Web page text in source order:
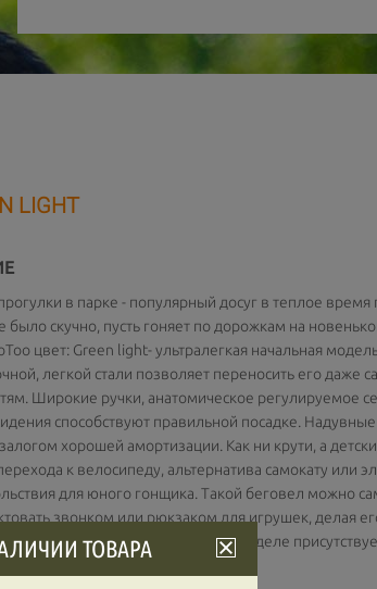
LIGHT
в парке - популярный досуг в теплое время
было скучно, пусть гоняет по дорожкам на
цвет: Green light- ультралегкая начальная
легкой стали позволяет переносить его
Широкие ручки, анатомическое регулируемое
способствуют правильной посадке.
залогом хорошей амортизации. Как ни крути, а
к велосипеду, альтернатива самокату или
для юного гонщика. Такой беговел можно
звонком или рюкзаком для игрушек, делая
и путешествий. В этой моделе
ТОВАРА